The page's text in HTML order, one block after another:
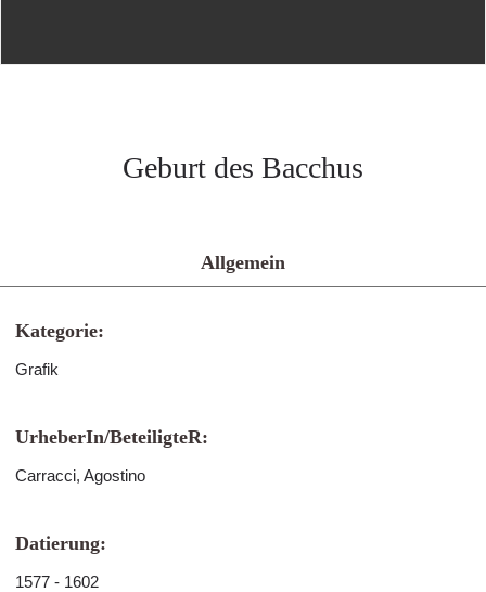
Geburt des Bacchus
Allgemein
Kategorie:
Grafik
UrheberIn/BeteiligteR:
Carracci, Agostino
Datierung:
1577 - 1602